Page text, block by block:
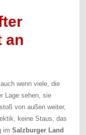
an
wenn viele, die
Lage sehen, sie
von außen weiter,
keine Staus, das
im Salzburger Land